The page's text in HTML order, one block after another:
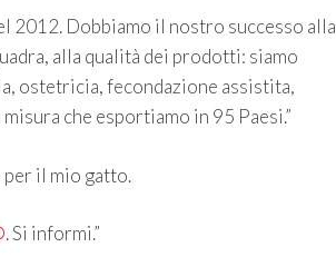
2012. Dobbiamo il nostro successo alla
alla qualità dei prodotti: siamo
ostetricia, fecondazione assistita,
che esportiamo in 95 Paesi.”
il mio gatto.
. Si informi.”